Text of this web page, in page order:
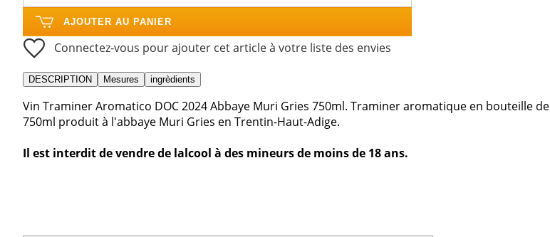
AJOUTER AU PANIER
Connectez-vous pour ajouter cet article à votre liste des envies
DESCRIPTION Mesures ingrèdients
Vin Traminer Aromatico DOC 2024 Abbaye Muri Gries 750ml. Traminer aromatique en bouteille de
750ml produit à l'abbaye Muri Gries en Trentin-Haut-Adige.
Il est interdit de vendre de lalcool à des mineurs de moins de 18 ans.